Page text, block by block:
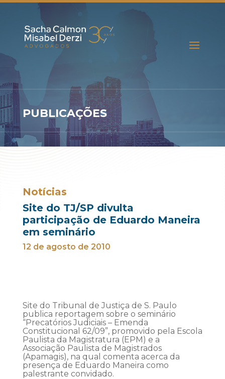
PUBLICAÇÕES
Notícias
Site do TJ/SP divulta
participação de Eduardo Maneira
em seminário
12 de agosto de 2010
Site do Tribunal de Justiça de S. Paulo
publica reportagem sobre o seminário
“Precatórios Judiciais – Emenda
Constitucional 62/09”, promovido pela Escola
Paulista da Magistratura (EPM) e a
Associação Paulista de Magistrados
(Apamagis), na qual comenta acerca da
presença de Eduardo Maneira como
palestrante convidado.